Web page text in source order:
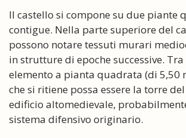
Il castello si compone su due piante
contigue. Nella parte superiore del
possono notare tessuti murari
in strutture di epoche successive.
elemento a pianta quadrata (di 5,50
che si ritiene possa essere la torre
edificio altomedievale,
sistema difensivo originario.